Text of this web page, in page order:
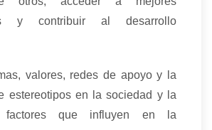
y contribuir al desarrollo
valores, redes de apoyo y la
estereotipos en la sociedad y la
factores que influyen en la